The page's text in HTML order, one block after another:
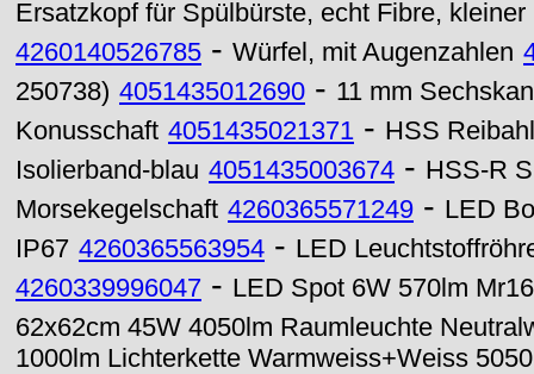
Ersatzkopf für Spülbürste, echt Fibre, kleiner
4260140526785 - Würfel, mit Augenzahlen
250738) 4051435012690 - 11 mm
Konusschaft 4051435021371 - HSS
Isolierband-blau 4051435003674 - HSS-R
Morsekegelschaft 4260365571249 - LED
IP67 4260365563954 - LED
4260339996047 - LED Spot 6W 570lm
62x62cm 45W 4050lm Raumleuchte
1000lm Lichterkette Warmweiss+Weiss 5050